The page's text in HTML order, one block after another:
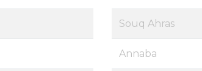
Souq Ahras
Annaba